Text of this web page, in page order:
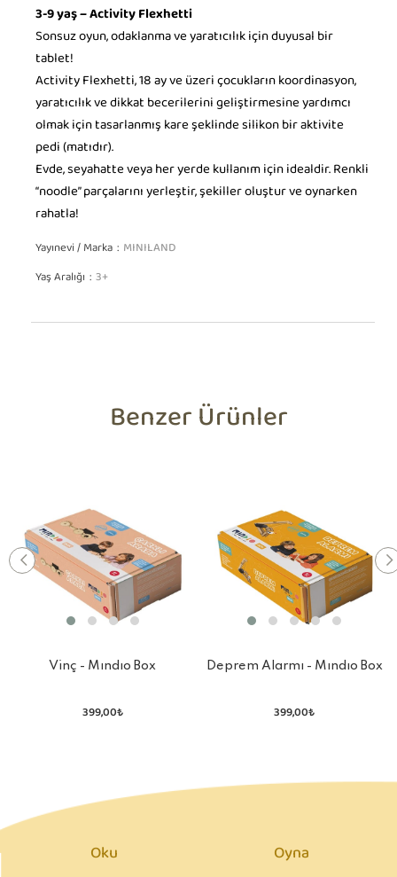
3-9 yaş – Activity Flexhetti
Sonsuz oyun, odaklanma ve yaratıcılık için duyusal bir
tablet!
Activity Flexhetti, 18 ay ve üzeri çocukların koordinasyon,
yaratıcılık ve dikkat becerilerini geliştirmesine yardımcı
olmak için tasarlanmış kare şeklinde silikon bir aktivite
pedi (matıdır).
Evde, seyahatte veya her yerde kullanım için idealdir. Renkli
“noodle” parçalarını yerleştir, şekiller oluştur ve oynarken
rahatla!
Yayınevi / Marka MINILAND
Yaş Aralığı 3+
Benzer Ürünler
Vinç - Mındıo Box
399,00₺
Deprem Alarmı - Mındıo Box
399,00₺
Oku Oyna